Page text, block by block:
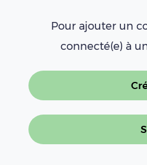
Pour ajouter un
connecté(e) à